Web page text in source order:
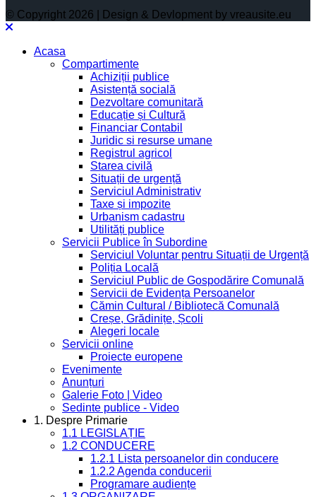
© Copyright 2026 | Design & Devlopment by vreausite.eu
Acasa
Compartimente
Achiziții publice
Asistență socială
Dezvoltare comunitară
Educație și Cultură
Financiar Contabil
Juridic si resurse umane
Registrul agricol
Starea civilă
Situații de urgență
Serviciul Administrativ
Taxe și impozite
Urbanism cadastru
Utilități publice
Servicii Publice în Subordine
Serviciul Voluntar pentru Situații de Urgență
Poliția Locală
Serviciul Public de Gospodărire Comunală
Servicii de Evidența Persoanelor
Cămin Cultural / Bibliotecă Comunală
Creșe, Grădinițe, Școli
Alegeri locale
Servicii online
Proiecte europene
Evenimente
Anunțuri
Galerie Foto | Video
Sedinte publice - Video
1. Despre Primarie
1.1 LEGISLAȚIE
1.2 CONDUCERE
1.2.1 Lista persoanelor din conducere
1.2.2 Agenda conducerii
Programare audiențe